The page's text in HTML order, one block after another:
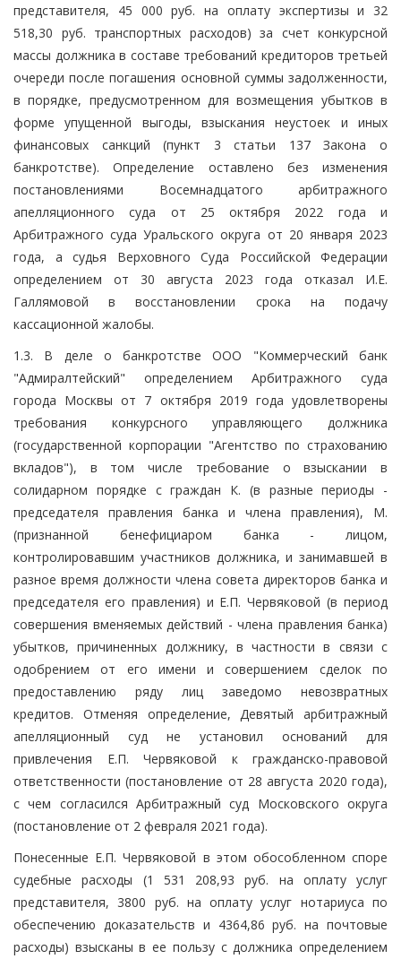
представителя, 45 000 руб. на оплату экспертизы и 32
518,30 руб. транспортных расходов) за счет конкурсной
массы должника в составе требований кредиторов третьей
очереди после погашения основной суммы задолженности,
в порядке, предусмотренном для возмещения убытков в
форме упущенной выгоды, взыскания неустоек и иных
финансовых санкций (пункт 3 статьи 137 Закона о
банкротстве). Определение оставлено без изменения
постановлениями Восемнадцатого арбитражного
апелляционного суда от 25 октября 2022 года и
Арбитражного суда Уральского округа от 20 января 2023
года, а судья Верховного Суда Российской Федерации
определением от 30 августа 2023 года отказал И.Е.
Галлямовой в восстановлении срока на подачу
кассационной жалобы.
1.3. В деле о банкротстве ООО "Коммерческий банк
"Адмиралтейский" определением Арбитражного суда
города Москвы от 7 октября 2019 года удовлетворены
требования конкурсного управляющего должника
(государственной корпорации "Агентство по страхованию
вкладов"), в том числе требование о взыскании в
солидарном порядке с граждан К. (в разные периоды -
председателя правления банка и члена правления), М.
(признанной бенефициаром банка - лицом,
контролировавшим участников должника, и занимавшей в
разное время должности члена совета директоров банка и
председателя его правления) и Е.П. Червяковой (в период
совершения вменяемых действий - члена правления банка)
убытков, причиненных должнику, в частности в связи с
одобрением от его имени и совершением сделок по
предоставлению ряду лиц заведомо невозвратных
кредитов. Отменяя определение, Девятый арбитражный
апелляционный суд не установил оснований для
привлечения Е.П. Червяковой к гражданско-правовой
ответственности (постановление от 28 августа 2020 года),
с чем согласился Арбитражный суд Московского округа
(постановление от 2 февраля 2021 года).
Понесенные Е.П. Червяковой в этом обособленном споре
судебные расходы (1 531 208,93 руб. на оплату услуг
представителя, 3800 руб. на оплату услуг нотариуса по
обеспечению доказательств и 4364,86 руб. на почтовые
расходы) взысканы в ее пользу с должника определением